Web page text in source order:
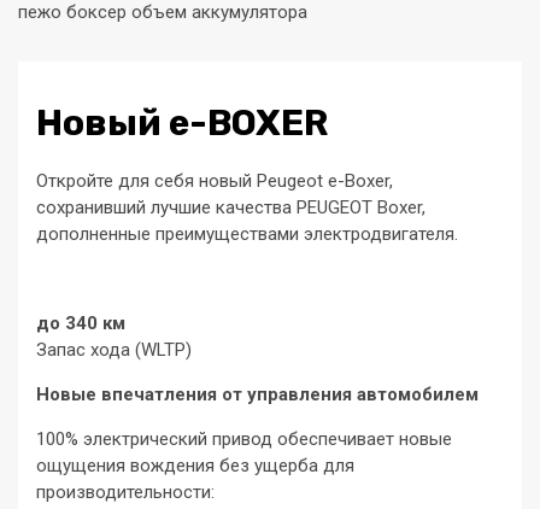
пежо боксер объем аккумулятора
Новый e-BOXER
Откройте для себя новый Peugeot e-Boxer,
сохранивший лучшие качества PEUGEOT Boxer,
дополненные преимуществами электродвигателя.
до 340 км
Запас хода (WLTP)
Новые впечатления от управления автомобилем
100% электрический привод обеспечивает новые
ощущения вождения без ущерба для
производительности: